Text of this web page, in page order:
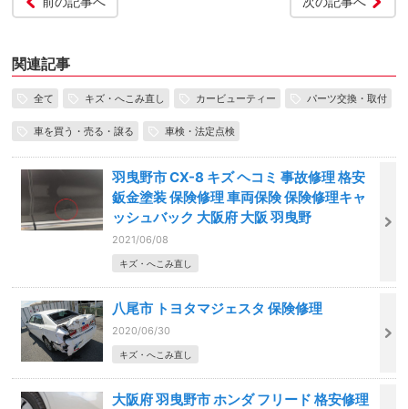
関連記事
全て キズ・へこみ直し カービューティー パーツ交換・取付
車を買う・売る・譲る 車検・法定点検
羽曳野市 CX-8 キズ ヘコミ 事故修理 格安
鈑金塗装 保険修理 車両保険 保険修理キャ
ッシュバック 大阪府 大阪 羽曳野
2021/06/08
キズ・へこみ直し
八尾市 トヨタマジェスタ 保険修理
2020/06/30
キズ・へこみ直し
大阪府 羽曳野市 ホンダ フリード 格安修理